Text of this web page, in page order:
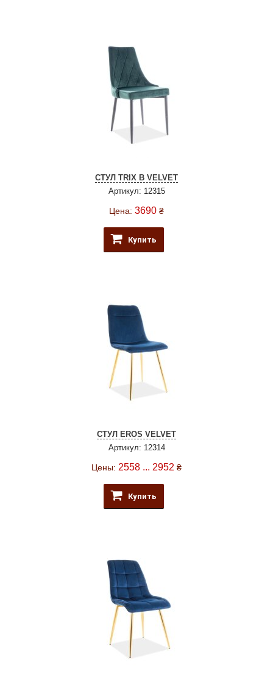
СТУЛ TRIX B VELVET
Артикул: 12315
Цена: 3690 ₴
Купить
СТУЛ EROS VELVET
Артикул: 12314
Цены: 2558 ... 2952 ₴
Купить